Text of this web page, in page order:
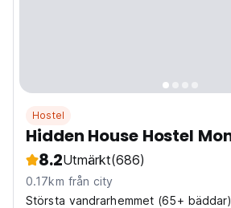
Hostel
Hidden House Hostel
8.2Utmärkt(686)
0.17km från city
Största vandrarhemmet (65+